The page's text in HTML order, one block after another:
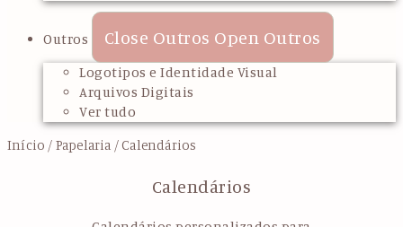
Outros Close Outros Open Outros
Logotipos e Identidade Visual
Arquivos Digitais
Ver tudo
Início / Papelaria / Calendários
Calendários